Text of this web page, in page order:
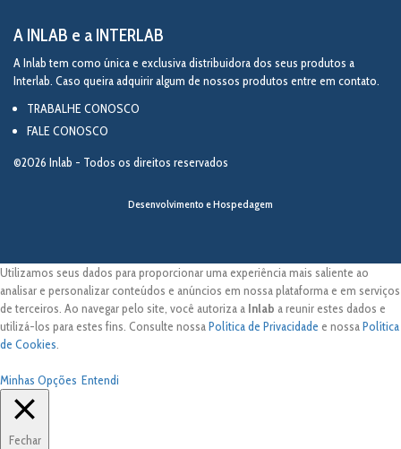
A INLAB e a INTERLAB
A Inlab tem como única e exclusiva distribuidora dos seus produtos a
Interlab. Caso queira adquirir algum de nossos produtos entre em contato.
TRABALHE CONOSCO
FALE CONOSCO
©2026 Inlab - Todos os direitos reservados
Desenvolvimento e Hospedagem
Utilizamos seus dados para proporcionar uma experiência mais saliente ao
analisar e personalizar conteúdos e anúncios em nossa plataforma e em serviços
de terceiros. Ao navegar pelo site, você autoriza a Inlab a reunir estes dados e
utilizá-los para estes fins. Consulte nossaPolítica de Privacidade e nossaPolítica
de Cookies
Minhas Opções Entendi
Fechar